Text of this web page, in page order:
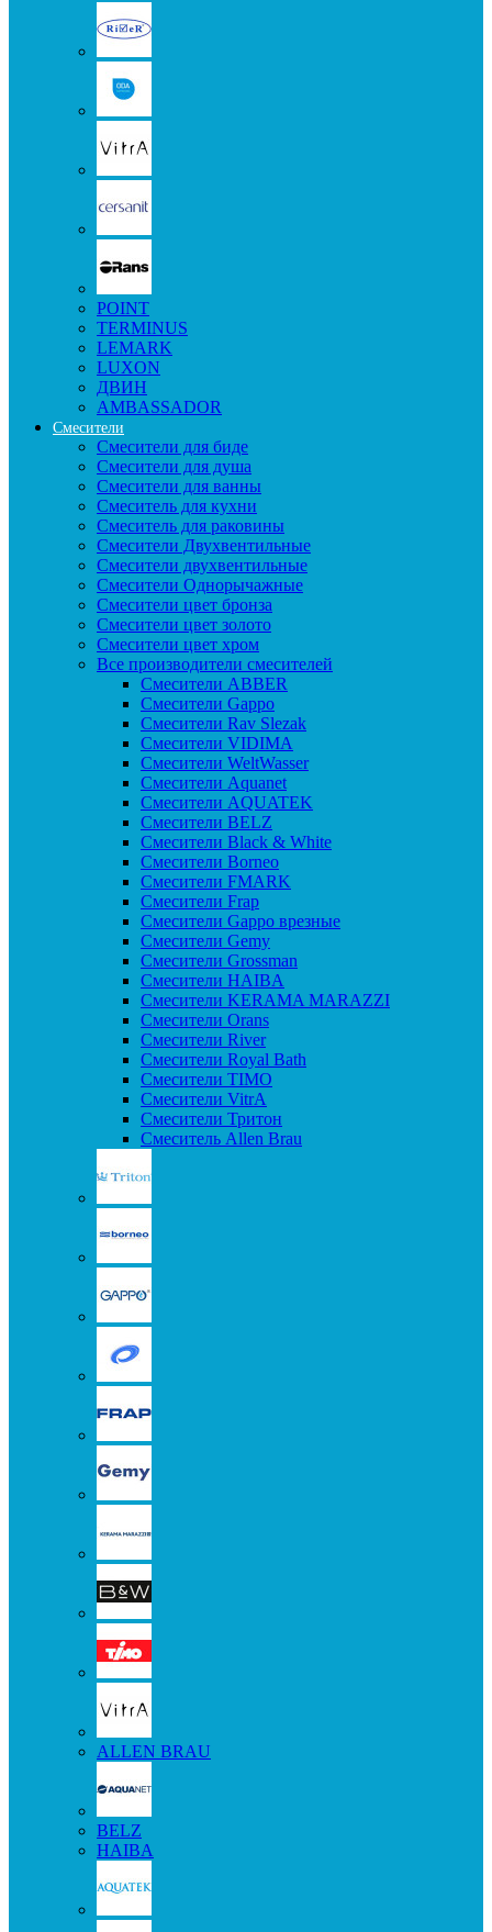
POINT
TERMINUS
LEMARK
LUXON
ДВИН
AMBASSADOR
Смесители
Смесители для биде
Смесители для душа
Смесители для ванны
Смеситель для кухни
Смеситель для раковины
Смесители Двухвентильные
Смесители двухвентильные
Смесители Однорычажные
Смесители цвет бронза
Смесители цвет золото
Смесители цвет хром
Все производители смесителей
Cмесители ABBER
Cмесители Gappo
Cмесители Rav Slezak
Cмесители VIDIMA
Cмесители WeltWasser
Смесители Aquanet
Смесители AQUATEK
Смесители BELZ
Смесители Black & White
Смесители Borneo
Смесители FMARK
Смесители Frap
Смесители Gappo врезные
Смесители Gemy
Смесители Grossman
Смесители HAIBA
Смесители KERAMA MARAZZI
Смесители Orans
Смесители River
Смесители Royal Bath
Смесители TIMO
Смесители VitrA
Смесители Тритон
Смеситель Allen Brau
ALLEN BRAU
BELZ
HAIBA